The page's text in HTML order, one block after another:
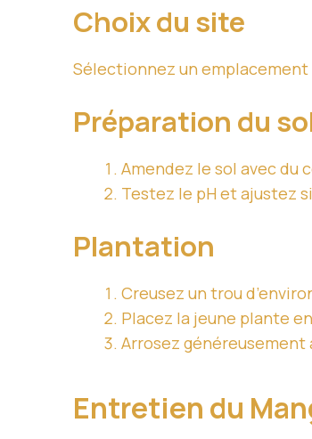
Choix du site
Sélectionnez un
Préparation du
Amendez le sol avec du
Testez le pH et ajustez
Plantation
Creusez un trou
Placez la jeune plante
Arrosez
Entretien du